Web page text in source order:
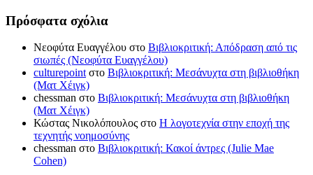
Πρόσφατα σχόλια
Νεοφύτα Ευαγγέλου στο Βιβλιοκριτική: Απόδραση από τις
σιωπές (Νεοφύτα Ευαγγέλου)
culturepointστο Βιβλιοκριτική: Μεσάνυχτα στη βιβλιοθήκη
(Ματ Χέιγκ)
chessman στο Βιβλιοκριτική: Μεσάνυχτα στη βιβλιοθήκη
(Ματ Χέιγκ)
Κώστας Νικολόπουλος στο Η λογοτεχνία στην εποχή της
τεχνητής νοημοσύνης
chessman στο Βιβλιοκριτική: Κακοί άντρες (Julie Mae
Cohen)